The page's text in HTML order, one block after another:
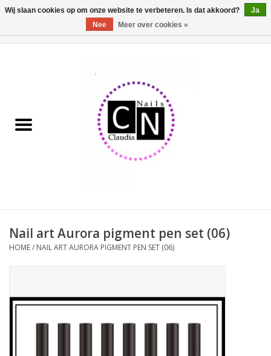
Pedicure producten
Acrylpoeder
Apparatuur
Nail art Aurora pigment pen set (06)
HOME/ NAIL ART AURORA PIGMENT PEN SET (06)
Wij slaan cookies op om onze website te verbeteren. Is dat akkoord?
Ja
Nee
Meer over cookies »